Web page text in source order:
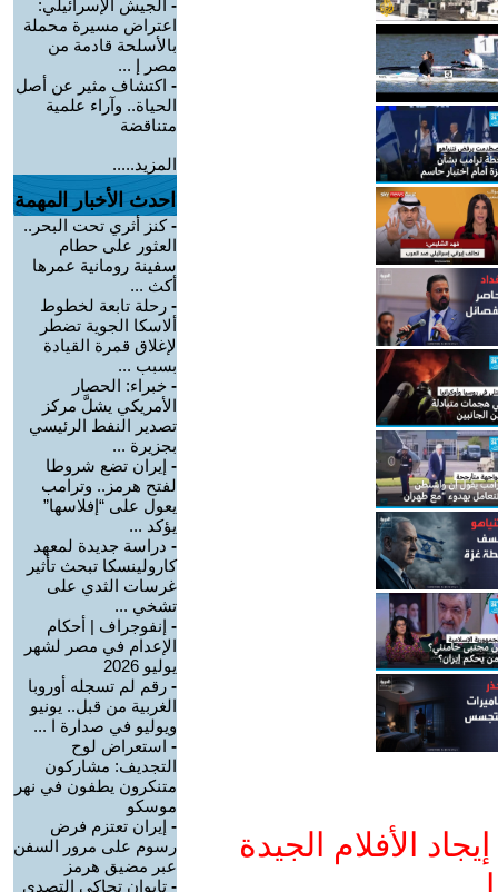
الأفلام الجيدة
- الجيش الإسرائيلي:
اعتراض مسيرة محملة
بالأسلحة قادمة من
مصر إ ...
- اكتشاف مثير عن أصل
الحياة.. وآراء علمية
متناقضة
المزيد.....
احدث الأخبار المهمة
-كنز أثري تحت البحر..
العثور على حطام
سفينة رومانية عمرها
أكث ...
- رحلة تابعة لخطوط
ألاسكا الجوية تضطر
لإغلاق قمرة القيادة
بسبب ...
- خبراء: الحصار
الأمريكي يشلَّ مركز
تصدير النفط الرئيسي
بجزيرة ...
- إيران تضع شروطا
لفتح هرمز.. وترامب
يعول على “إفلاسها”
يؤكد ...
- دراسة جديدة لمعهد
كارولينسكا تبحث تأثير
غرسات الثدي على
تشخي ...
- إنفوجراف | أحكام
الإعدام في مصر لشهر
يوليو 2026
- رقم لم تسجله أوروبا
الغربية من قبل.. يونيو
ويوليو في صدارة ا ...
- استعراض لوح
التجديف: مشاركون
متنكرون يطفون في نهر
موسكو
- إيران تعتزم فرض
رسوم على مرور السفن
عبر مضيق هرمز
- تايوان تحاكي التصدي